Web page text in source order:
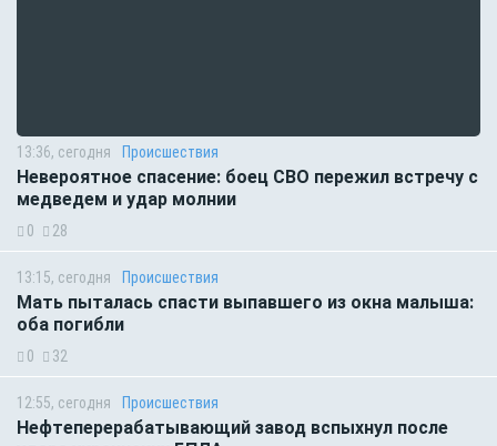
13:36, сегодня Происшествия
Невероятное спасение: боец СВО пережил встречу с
медведем и удар молнии
0 28
13:15, сегодня Происшествия
Мать пыталась спасти выпавшего из окна малыша:
оба погибли
0 32
12:55, сегодня Происшествия
Нефтеперерабатывающий завод вспыхнул после